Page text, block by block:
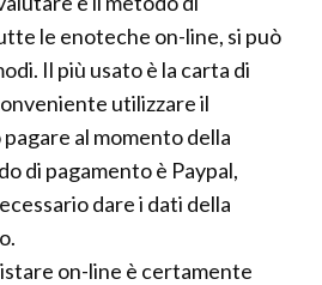
le enoteche on-line, si può
Il più usato è la carta di
utilizzare il
al momento della
di pagamento è Paypal,
dare i dati della
on-line è certamente